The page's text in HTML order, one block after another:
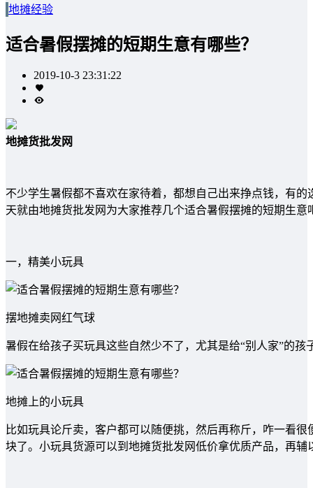
地摊经验
适合暑假摆摊的短期生意有哪些？
2019-10-3 23:31:22
地摊货批发网
不少学生暑假都不喜欢在家待着，都想自己出来挣点钱，有
天就由地摊货批发网为大家推荐几个适合暑假摆摊的短期生意
一，精美小玩具
摆地摊卖网红气球
暑假在给孩子买玩具这些自然少不了，尤其是给“别人家”的
地摊上的小玩具
比如玩具论斤卖，客户都可以随便挑，然后再称斤，咋一看
块了。小玩具货源可以到地摊货批发网低价拿优质产品，再